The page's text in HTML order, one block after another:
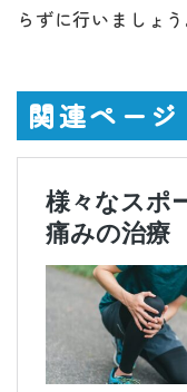
らずに行いましょう
関連ページ